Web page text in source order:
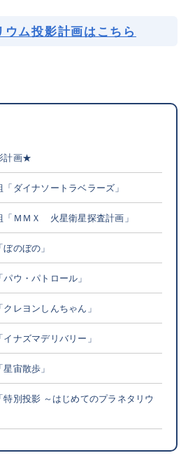
ウム投影計画はこちら
計画★
ダイナソートラベラーズ」
「ＭＭＸ 火星衛星探査計画」
のぼの」
ウ・パトロール」
レヨンしんちゃん」
ナズマデリバリー」
宙散歩」
別投影 ～はじめてのプラネタリウ